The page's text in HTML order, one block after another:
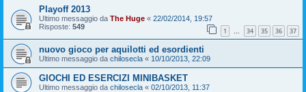
Playoff 2013
Ultimo messaggio da The Huge « 22/02/2014, 19:57
Risposte: 549 1 … 34 35 36 37
nuovo gioco per aquilotti ed esordienti
Ultimo messaggio da chilosecla « 10/10/2013, 22:09
GIOCHI ED ESERCIZI MINIBASKET
Ultimo messaggio da chilosecla « 02/10/2013, 11:37